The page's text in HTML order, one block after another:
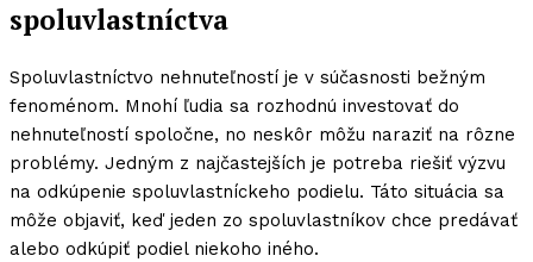
spoluvlastníctva
Spoluvlastníctvo nehnuteľností je v súčasnosti bežným
fenoménom. Mnohí ľudia sa rozhodnú investovať do
nehnuteľností spoločne, no neskôr môžu naraziť na rôzne
problémy. Jedným z najčastejších je potreba riešiť výzvu
na odkúpenie spoluvlastníckeho podielu. Táto situácia sa
môže objaviť, keď jeden zo spoluvlastníkov chce predávať
alebo odkúpiť podiel niekoho iného.